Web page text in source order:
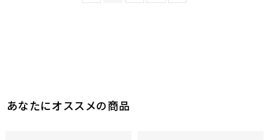
あなたにオススメの商品